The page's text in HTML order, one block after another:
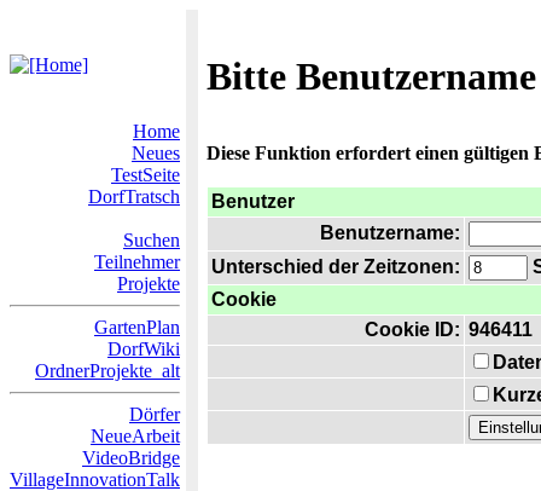
Bitte
Home
Neues
TestSeite
DorfTratsch
Suchen
Teilnehmer
Projekte
GartenPlan
DorfWiki
OrdnerProjekte_alt
Dörfer
NeueArbeit
VideoBridge
VillageInnovationTalk
Diese Funktion erfordert einen gültigen
Benutzer
Benutzername:
Unterschied der Zeitzonen:
Cookie
Cookie ID: 946411